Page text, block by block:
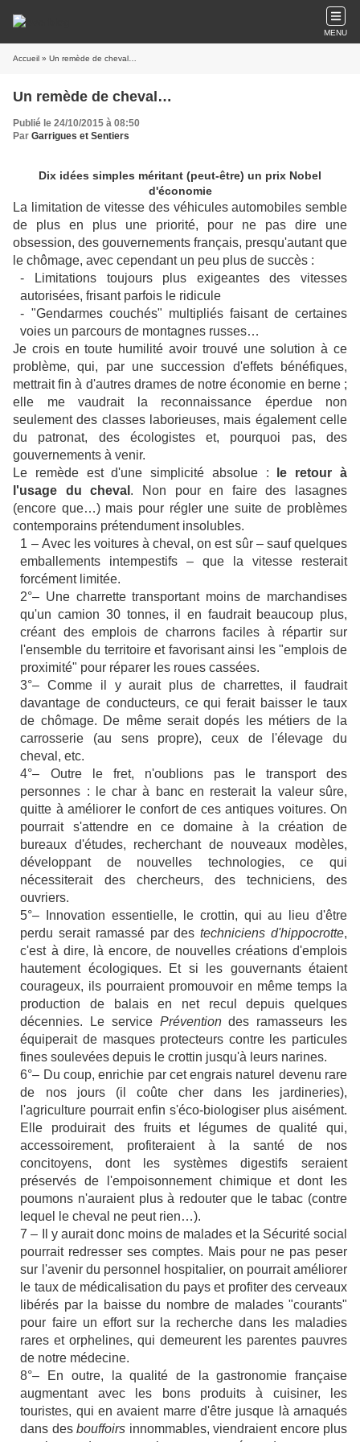
MENU
Accueil » Un remède de cheval…
Un remède de cheval…
Publié le 24/10/2015 à 08:50
Par Garrigues et Sentiers
Dix idées simples méritant (peut-être) un prix Nobel
d'économie
La limitation de vitesse des véhicules automobiles semble
de plus en plus une priorité, pour ne pas dire une
obsession, des gouvernements français, presqu'autant que
le chômage, avec cependant un peu plus de succès :
- Limitations toujours plus exigeantes des vitesses
autorisées, frisant parfois le ridicule
- "Gendarmes couchés" multipliés faisant de certaines
voies un parcours de montagnes russes…
Je crois en toute humilité avoir trouvé une solution à ce
problème, qui, par une succession d'effets bénéfiques,
mettrait fin à d'autres drames de notre économie en berne ;
elle me vaudrait la reconnaissance éperdue non
seulement des classes laborieuses, mais également celle
du patronat, des écologistes et, pourquoi pas, des
gouvernements à venir.
Le remède est d'une simplicité absolue :
le retour à
l'usage du cheval . Non pour en faire des lasagnes
(encore que…) mais pour régler une suite de problèmes
contemporains prétendument insolubles.
1 – Avec les voitures à cheval, on est sûr – sauf quelques
emballements intempestifs – que la vitesse resterait
forcément limitée.
2°– Une charrette transportant moins de marchandises
qu'un camion 30 tonnes, il en faudrait beaucoup plus,
créant des emplois de charrons faciles à répartir sur
l'ensemble du territoire et favorisant ainsi les "emplois de
proximité" pour réparer les roues cassées.
3°– Comme il y aurait plus de charrettes, il faudrait
davantage de conducteurs, ce qui ferait baisser le taux
de chômage. De même serait dopés les métiers de la
carrosserie (au sens propre), ceux de l'élevage du
cheval, etc.
4°– Outre le fret, n'oublions pas le transport des
personnes : le char à banc en resterait la valeur sûre,
quitte à améliorer le confort de ces antiques voitures. On
pourrait s'attendre en ce domaine à la création de
bureaux d'études, recherchant de nouveaux modèles,
développant de nouvelles technologies, ce qui
nécessiterait des chercheurs, des techniciens, des
ouvriers.
5°– Innovation essentielle, le crottin, qui au lieu d'être
perdu serait ramassé par destechniciens d'hippocrotte,
c'est à dire, là encore, de nouvelles créations d'emplois
hautement écologiques. Et si les gouvernants étaient
courageux, ils pourraient promouvoir en même temps la
production de balais en net recul depuis quelques
décennies. Le service Préventiondes ramasseurs les
équiperait de masques protecteurs contre les particules
fines soulevées depuis le crottin jusqu'à leurs narines.
6°– Du coup, enrichie par cet engrais naturel devenu rare
de nos jours (il coûte cher dans les jardineries),
l'agriculture pourrait enfin s'éco-biologiser plus aisément.
Elle produirait des fruits et légumes de qualité qui,
accessoirement, profiteraient à la santé de nos
concitoyens, dont les systèmes digestifs seraient
préservés de l'empoisonnement chimique et dont les
poumons n'auraient plus à redouter que le tabac (contre
lequel le cheval ne peut rien…).
7 – Il y aurait donc moins de malades et la Sécurité social
pourrait redresser ses comptes. Mais pour ne pas peser
sur l'avenir du personnel hospitalier, on pourrait améliorer
le taux de médicalisation du pays et profiter des cerveaux
libérés par la baisse du nombre de malades "courants"
pour faire un effort sur la recherche dans les maladies
rares et orphelines, qui demeurent les parentes pauvres
de notre médecine.
8°– En outre, la qualité de la gastronomie française
augmentant avec les bons produits à cuisiner, les
touristes, qui en avaient marre d'être jusque là arnaqués
dans desbouffoirs innommables, viendraient encore plus